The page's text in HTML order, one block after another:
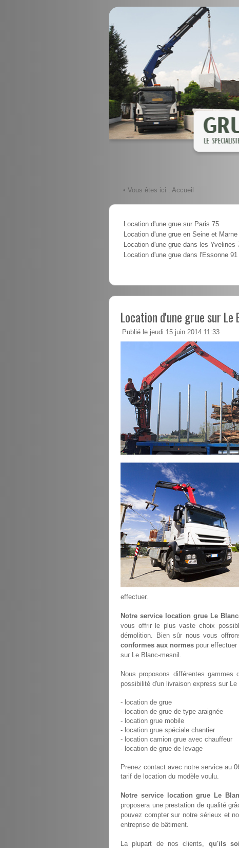
• Vous êtes ici : Accueil
Location d'une grue sur Paris 75
Location d'une grue en Seine et Marne
Location d'une grue dans les Yvelines
Location d'une grue dans l'Essonne 91
Location d'une grue sur
Publié le jeudi 15 juin 2014 11:33
effectuer.
Notre service location grue Le
vous offrir le plus vaste choix
démolition. Bien sûr nous vous
conformes aux normes pour
sur Le Blanc-mesnil.
Nous proposons différentes
possibilité d'un livraison express sur
- location de grue
- location de grue de type araignée
- location grue mobile
- location grue spéciale chantier
- location camion grue avec chauffeur
- location de grue de levage
Prenez contact avec notre service au
tarif de location du modèle voulu.
Notre service location grue Le
proposera une prestation de qualité
pouvez compter sur notre sérieux et
entreprise de bâtiment.
La plupart de nos clients, qu'ils